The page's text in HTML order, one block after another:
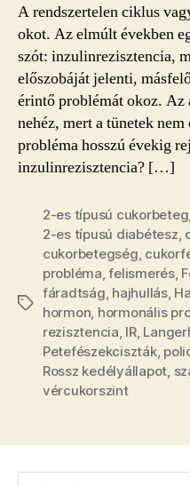
A rendszertelen ciklus
okot. Az elmúlt években
szót: inzulinrezisztencia,
előszobáját jelenti,
érintő problémát okoz. Az
nehéz, mert a tünetek
probléma hosszú évekig
inzulinrezisztencia? […]
Címkék
2-es típusú cukorbeteg
2-es típusú diabétesz
cukorbetegség
probléma ,felismerés,
fáradtság hajhullás,
hormon hormonális
rezisztencia IR,
Petefészekciszták,
Rossz kedélyállapot
vércukorszint